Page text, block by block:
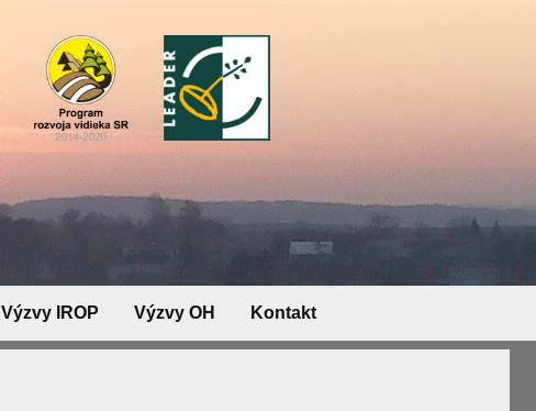
Výzvy IROP Výzvy OH Kontakt